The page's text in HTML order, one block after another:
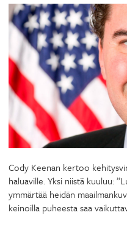
Cody Keenan kertoo
haluaville. Yksi niistä kuuluu:
ymmärtää heidän
keinoilla puheesta saa